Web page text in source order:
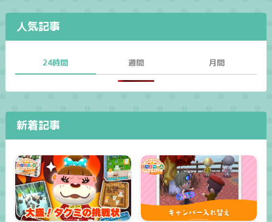
人気記事
24時間 週間 月間
新着記事